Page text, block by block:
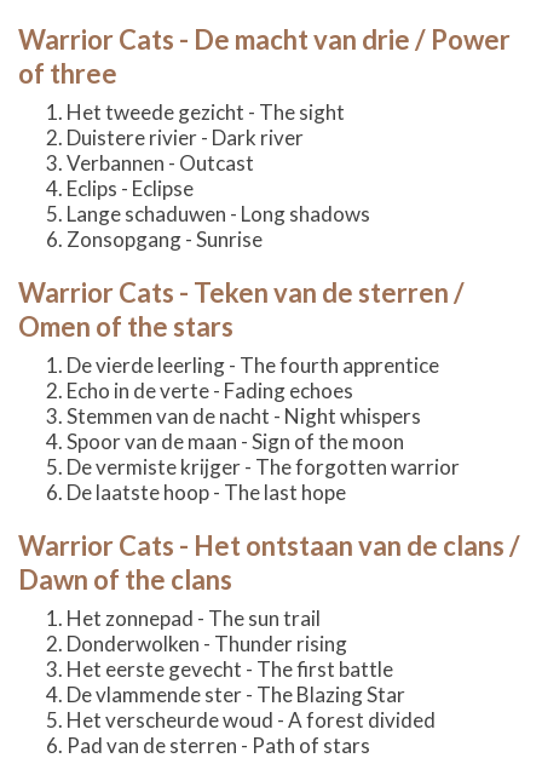
Warrior Cats - De macht van drie / Power
of three
Het tweede gezicht - The sight
Duistere rivier - Dark river
Verbannen - Outcast
Eclips - Eclipse
Lange schaduwen - Long shadows
Zonsopgang - Sunrise
Warrior Cats - Teken van de sterren /
Omen of the stars
De vierde leerling - The fourth apprentice
Echo in de verte - Fading echoes
Stemmen van de nacht - Night whispers
Spoor van de maan - Sign of the moon
De vermiste krijger - The forgotten warrior
De laatste hoop - The last hope
Warrior Cats - Het ontstaan van de clans /
Dawn of the clans
Het zonnepad - The sun trail
Donderwolken - Thunder rising
Het eerste gevecht - The first battle
De vlammende ster - The Blazing Star
Het verscheurde woud - A forest divided
Pad van de sterren - Path of stars